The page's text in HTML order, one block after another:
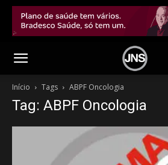
Início Tags ABPF Oncologia
Tag: ABPF Oncologia